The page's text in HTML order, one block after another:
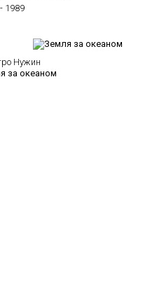
1989
Нужин
за океаном